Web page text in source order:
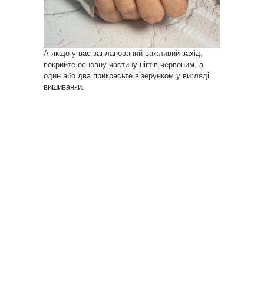
А якщо у вас запланований важливий захід,
покрийте основну частину нігтів червоним, а
один або два прикрасьте візерунком у вигляді
вишиванки.